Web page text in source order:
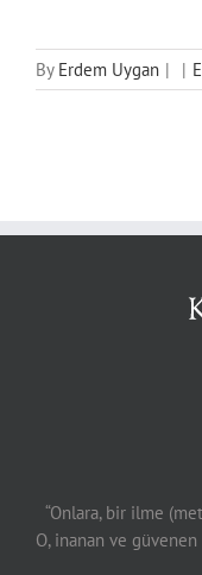
By Erdem Uygan | |
“Onlara, bir ilme
O, inanan ve